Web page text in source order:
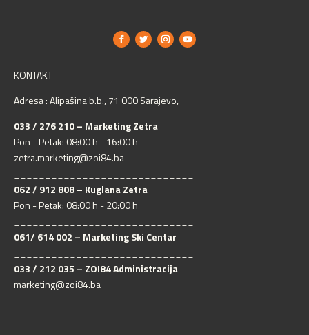
KONTAKT
Adresa : Alipašina b.b., 71 000 Sarajevo,
033 / 276 210 – Marketing Zetra
Pon - Petak: 08:00 h - 16:00 h
zetra.marketing@zoi84.ba
062 / 912 808 – Kuglana Zetra
Pon - Petak: 08:00 h - 20:00 h
061/ 614 002 – Marketing Ski Centar
033 / 212 035 – ZOI84 Administracija
marketing@zoi84.ba